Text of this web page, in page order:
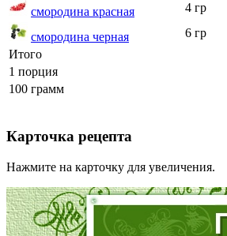
смородина красная 4 гр
смородина черная 6 гр
Итого
1 порция
100 грамм
Карточка рецепта
Нажмите на карточку для увеличения.